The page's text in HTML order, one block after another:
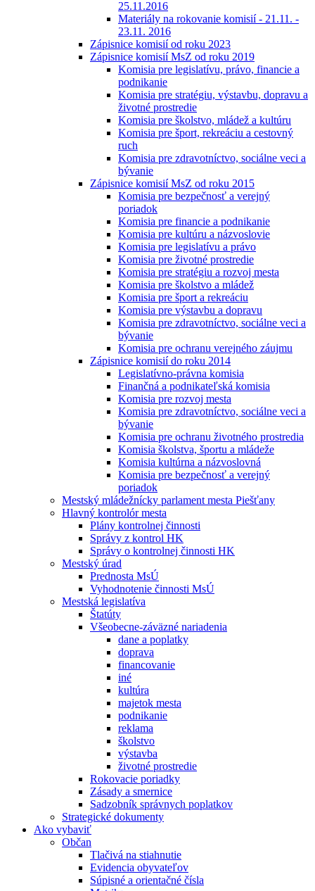
25.11.2016
Materiály na rokovanie komisií - 21.11. -
23.11. 2016
Zápisnice komisií od roku 2023
Zápisnice komisií MsZ od roku 2019
Komisia pre legislatívu, právo, financie a
podnikanie
Komisia pre stratégiu, výstavbu, dopravu a
životné prostredie
Komisia pre školstvo, mládež a kultúru
Komisia pre šport, rekreáciu a cestovný
ruch
Komisia pre zdravotníctvo, sociálne veci a
bývanie
Zápisnice komisií MsZ od roku 2015
Komisia pre bezpečnosť a verejný
poriadok
Komisia pre financie a podnikanie
Komisia pre kultúru a názvoslovie
Komisia pre legislatívu a právo
Komisia pre životné prostredie
Komisia pre stratégiu a rozvoj mesta
Komisia pre školstvo a mládež
Komisia pre šport a rekreáciu
Komisia pre výstavbu a dopravu
Komisia pre zdravotníctvo, sociálne veci a
bývanie
Komisia pre ochranu verejného záujmu
Zápisnice komisií do roku 2014
Legislatívno-právna komisia
Finančná a podnikateľská komisia
Komisia pre rozvoj mesta
Komisia pre zdravotníctvo, sociálne veci a
bývanie
Komisia pre ochranu životného prostredia
Komisia školstva, športu a mládeže
Komisia kultúrna a názvoslovná
Komisia pre bezpečnosť a verejný
poriadok
Mestský mládežnícky parlament mesta Piešťany
Hlavný kontrolór mesta
Plány kontrolnej činnosti
Správy z kontrol HK
Správy o kontrolnej činnosti HK
Mestský úrad
Prednosta MsÚ
Vyhodnotenie činnosti MsÚ
Mestská legislatíva
Štatúty
Všeobecne-záväzné nariadenia
dane a poplatky
doprava
financovanie
iné
kultúra
majetok mesta
podnikanie
reklama
školstvo
výstavba
životné prostredie
Rokovacie poriadky
Zásady a smernice
Sadzobník správnych poplatkov
Strategické dokumenty
Ako vybaviť
Občan
Tlačivá na stiahnutie
Evidencia obyvateľov
Súpisné a orientačné čísla